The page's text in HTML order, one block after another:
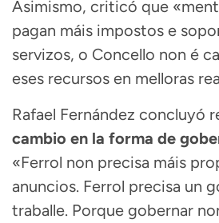
Asimismo, criticó que
pagan máis impostos e
servizos, o Concello non é
eses recursos en melloras
Rafael Fernández concluyó
cambio en la forma de
«Ferrol non precisa máis
anuncios. Ferrol precisa un
traballe. Porque gobernar